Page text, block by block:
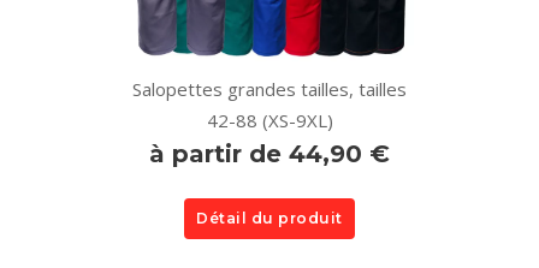
Salopettes grandes tailles, tailles
42-88 (XS-9XL)
à partir de 44,90 €
Détail du produit